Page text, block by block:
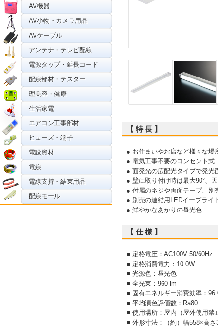
AV機器
AV小物・カメラ用品
AVケーブル
アンテナ・テレビ配線
電源タップ・延長コード
配線部材・テスター
理美容・健康
生活家電
エアコン工事部材
ヒューズ・端子
電設資材
電線
電線支持・結束用品
配線モール
【 特 長 】
● お住まいやお店など様々な場
● 電気工事不要のコンセント式
● 面発光の広配光タイプで発光
● 壁に取り付け時は最大90°、
● 付属のネジや両面テープ、別
● 別売の連結用LEDイーブライ
● 鮮やかなあかりの昼光色
【 仕 様 】
■ 定格電圧：AC100V 50/60Hz
■ 定格消費電力：10.0W
■ 光源色：昼光色
■ 全光束：960 lm
■ 固有エネルギー消費効率：
■ 平均演色評価数：Ra80
■ 使用場所：屋内（屋外使用禁
■ 外形寸法：（約）幅558×高